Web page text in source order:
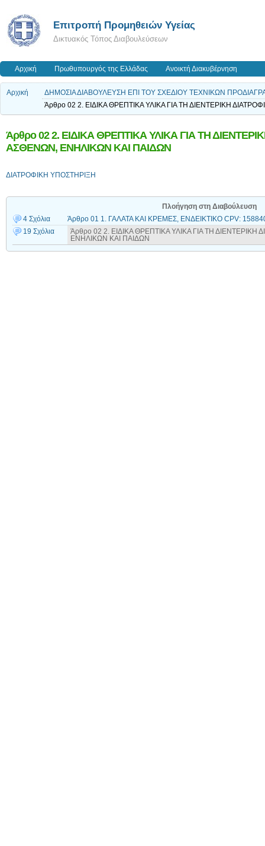
Επιτροπή Προμηθειών Υγείας
Δικτυακός Τόπος Διαβουλεύσεων
Αρχική Πρωθυπουργός της Ελλάδας Ανοικτή Διακυβέρνηση
Αρχική
ΔΗΜΟΣΙΑ ΔΙΑΒΟΥΛΕΥΣΗ ΕΠΙ ΤΟΥ ΣΧΕΔΙΟΥ ΤΕΧΝΙΚΩΝ
Άρθρο 02 2. ΕΙΔΙΚΑ ΘΡΕΠΤΙΚΑ ΥΛΙΚΑ ΓΙΑ ΤΗ ΔΙΕΝΤΕΡΙΚΗ
Άρθρο 02 2. ΕΙΔΙΚΑ ΘΡΕΠΤΙΚΑ ΥΛΙΚΑ ΓΙΑ ΤΗ
ΑΣΘΕΝΩΝ, ΕΝΗΛΙΚΩΝ ΚΑΙ ΠΑΙΔΩΝ
ΔΙΑΤΡΟΦΙΚΗ ΥΠΟΣΤΗΡΙΞΗ
Πλοήγηση στη Διαβούλευση
4 Σχόλια
Άρθρο 01 1. ΓΑΛΑΤΑ ΚΑΙ ΚΡΕΜΕΣ, ΕΝΔΕΙΚΤΙΚΟ CPV:
19 Σχόλια
Άρθρο 02 2. ΕΙΔΙΚΑ ΘΡΕΠΤΙΚΑ ΥΛΙΚΑ ΓΙΑ ΤΗ
ΕΝΗΛΙΚΩΝ ΚΑΙ ΠΑΙΔΩΝ